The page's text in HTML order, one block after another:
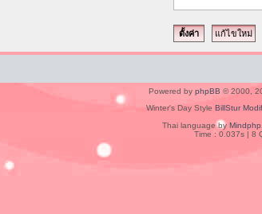
Powered byphpBB © 2000,
Winter's Day StyleBillStur
Thai language by
Time : 0.037s | 8